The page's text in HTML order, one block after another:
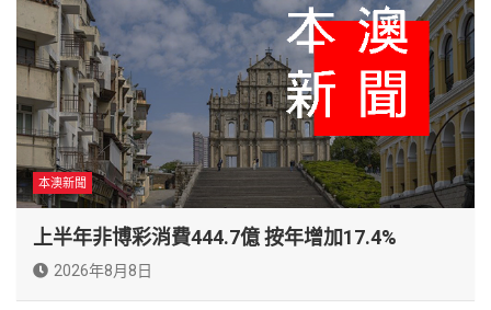
本澳新聞
上半年非博彩消費444.7億 按年增加17.4%
2026年8月8日